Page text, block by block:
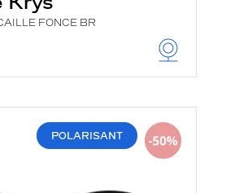
FONCE BR
POLARISANT